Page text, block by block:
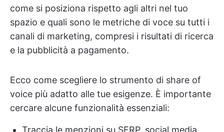
come si posiziona rispetto agli altri nel tuo
spazio e quali sono le metriche di voce su tutti i
canali di marketing, compresi i risultati di ricerca
e la pubblicità a pagamento.
Ecco come scegliere lo strumento di share of
voice più adatto alle tue esigenze. È importante
cercare alcune funzionalità essenziali:
Traccia le menzioni su SERP, social media,